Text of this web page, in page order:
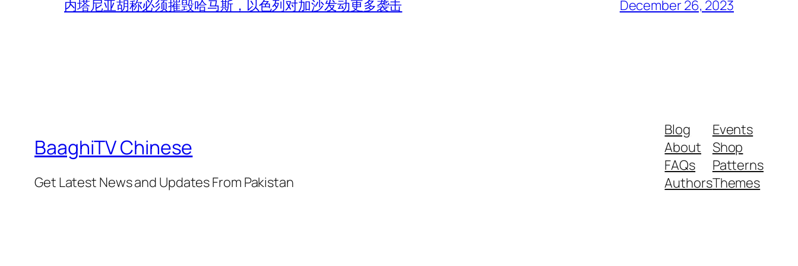
内塔尼亚胡称必须摧毁哈马斯，以色列对加沙发动更多袭击 December 26, 2023
BaaghiTV Chinese
Get Latest News and Updates From Pakistan
Blog
About
FAQs
Authors
Events
Shop
Patterns
Themes